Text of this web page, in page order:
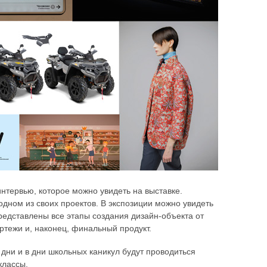
которое можно увидеть на выставке.
из своих проектов. В экспозиции можно увидеть
все этапы создания дизайн-объекта от
и, наконец, финальный продукт.
и в дни школьных каникул будут проводиться